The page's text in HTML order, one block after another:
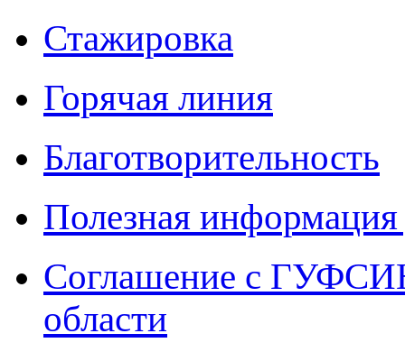
Стажировка
Горячая линия
Благотворительность
Полезная
Соглашение с
области